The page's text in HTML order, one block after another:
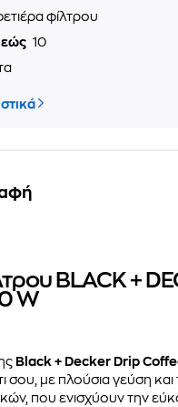
φίλτρου
εώς 10
BLACK +
W
Black + Decker Drip
σου, με πλούσια γεύση
που ενισχύουν την